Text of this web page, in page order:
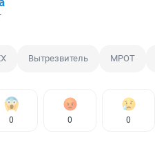
Вытрезвитель МРОТ
0 0 0